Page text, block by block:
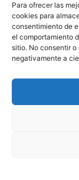
Para ofrecer las
cookies para
consentimiento de
el comportamiento
sitio. No consentir
negativamente a
Sumar vida